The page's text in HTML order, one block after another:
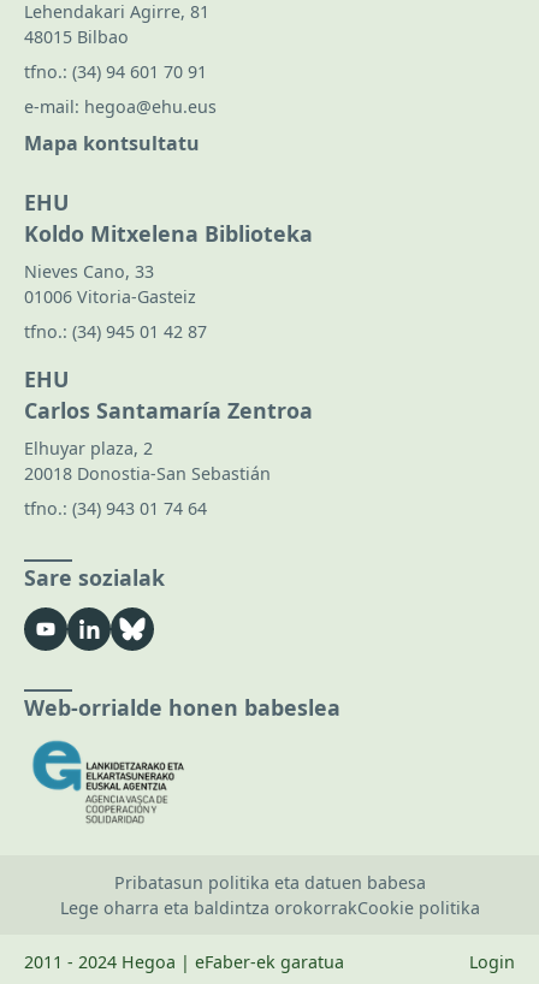
Lehendakari Agirre, 81
48015 Bilbao
tfno.: (34) 94 601 70 91
e-mail: hegoa@ehu.eus
Mapa kontsultatu
EHU
Koldo Mitxelena Biblioteka
Nieves Cano, 33
01006 Vitoria-Gasteiz
tfno.: (34) 945 01 42 87
EHU
Carlos Santamaría Zentroa
Elhuyar plaza, 2
20018 Donostia-San Sebastián
tfno.: (34) 943 01 74 64
Sare sozialak
Web-orrialde honen babeslea
Pribatasun politika eta datuen babesa
Lege oharra eta baldintza orokorrakCookie politika
2011 - 2024 Hegoa | eFaber-ek garatua Login